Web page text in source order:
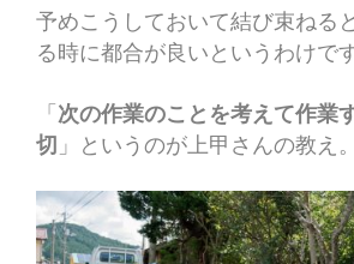
予めこうしておいて結び束ねる
る時に都合が良いというわけです
「次の作業のことを考えて作業
切 」というのが上甲さんの教え。